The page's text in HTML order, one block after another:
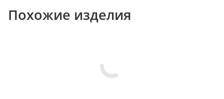
Похожие изделия